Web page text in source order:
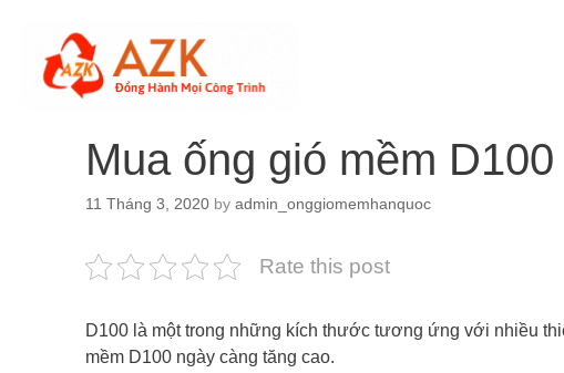
content
Mua ống gió mềm
11 Tháng 3, 2020 by admin_onggiomemhanquoc
Rate this post
D100 là một trong những kích thước tương ứng với nhiều
mềm D100 ngày càng tăng cao.